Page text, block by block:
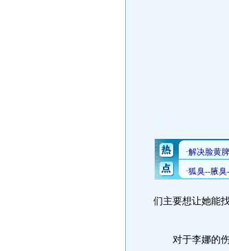
们主要想让她能
对于李娜的伤